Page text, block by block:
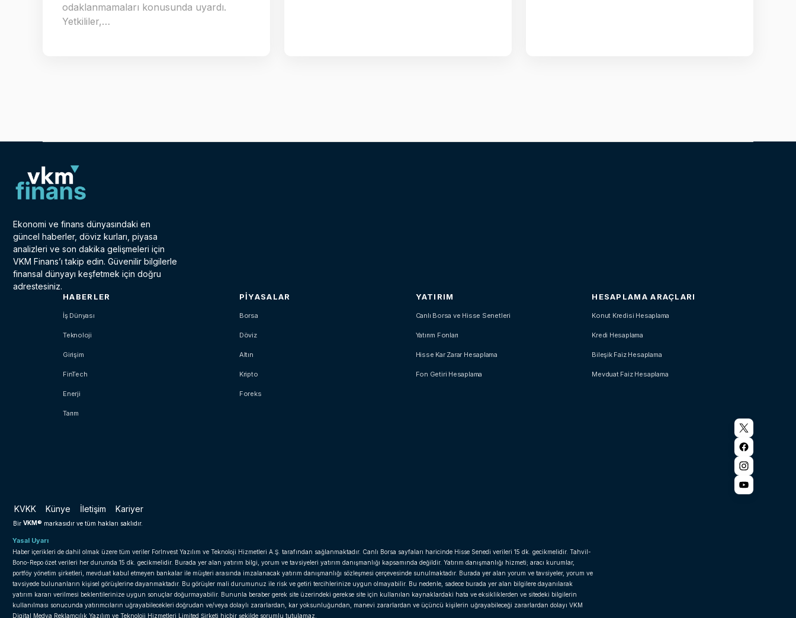
odaklanmamaları konusunda uyardı.
Yetkililer,…
Ekonomi ve finans dünyasındaki en
güncel haberler, döviz kurları, piyasa
analizleri ve son dakika gelişmeleri için
VKM Finans’ı takip edin. Güvenilir bilgilerle
finansal dünyayı keşfetmek için doğru
adrestesiniz.
HABERLER
İş Dünyası
Teknoloji
Girişim
FinTech
Enerji
Tarım
PIYASALAR
Borsa
Döviz
Altın
Kripto
Foreks
YATIRIM
Canlı Borsa ve Hisse Senetleri
Yatırım Fonları
Hisse Kar Zarar Hesaplama
Fon Getiri Hesaplama
HESAPLAMA ARAÇLARI
Konut Kredisi Hesaplama
Kredi Hesaplama
Bileşik Faiz Hesaplama
Mevduat Faiz Hesaplama
KVKK Künye İletişim Kariyer
Bir VKM® markasıdır ve tüm hakları saklıdır.
Yasal Uyarı
Haber içerikleri de dahil olmak üzere tüm veriler ForInvest Yazılım ve Teknoloji Hizmetleri A.Ş. tarafından sağlanmaktadır. Canlı Borsa sayfaları haricinde Hisse Senedi verileri 15 dk. gecikmelidir. Tahvil-
Bono-Repo özet verileri her durumda 15 dk. gecikmelidir. Burada yer alan yatırım bilgi, yorum ve tavsiyeleri yatırım danışmanlığı kapsamında değildir. Yatırım danışmanlığı hizmeti; aracı kurumlar,
portföy yönetim şirketleri, mevduat kabul etmeyen bankalar ile müşteri arasında imzalanacak yatırım danışmanlığı sözleşmesi çerçevesinde sunulmaktadır. Burada yer alan yorum ve tavsiyeler, yorum ve
tavsiyede bulunanların kişisel görüşlerine dayanmaktadır. Bu görüşler mali durumunuz ile risk ve getiri tercihlerinize uygun olmayabilir. Bu nedenle, sadece burada yer alan bilgilere dayanılarak
yatırım kararı verilmesi beklentilerinize uygun sonuçlar doğurmayabilir. Bununla beraber gerek site üzerindeki gerekse site için kullanılan kaynaklardaki hata ve eksikliklerden ve sitedeki bilgilerin
kullanılması sonucunda yatırımcıların uğrayabilecekleri doğrudan ve/veya dolaylı zararlardan, kar yoksunluğundan, manevi zararlardan ve üçüncü kişilerin uğrayabileceği zararlardan dolayı VKM
Digital Medya Reklamcılık Yazılım ve Teknoloji Hizmetleri Limited Şirketi hiçbir şekilde sorumlu tutulamaz.